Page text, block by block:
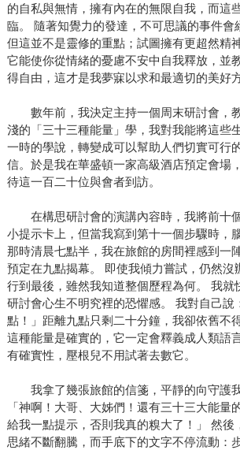
的自私與無情，擁有內在的無限自我，而這
臨。 隨著知覺力的發達，不可思議的事件會
但這並不是靈修的重點；試圖擁有更超然精
它能使你從情緒的憂慮不安中自我釋放，並
得自由，這才是我夢寐以求和最適切的美好方
數年前，我決定主持一個周末研討會，
淺的「三十三種能量」學，我對我能將這些
一時的學說，轉變成可以幫助人們切實可行
信。於是我在華盛頓一家高級酒店預定會場
待這一百二十位與會者到訪。
在構思研討會的演講內容時，我將前十
小提示卡上，但當我寫到第十一個步驟時，
那時清晨七點半，我在旅館的房間裡感到一
預定在九點揭幕。 即使我傾力嘗試，仍然沒
行到最後，雖然我知道整個歷程為何。 我就
研討會心生不明究裡的恐懼感。 我對自己說
點！」距離九點只剩二十分鐘，我卻依舊不
這種能量是確實的，它一定會釋義成人類語
有確實性，壓根兒不用試著去數它。
我拿了幾張旅館的信箋，平靜的向守護我
「神啊！大哥、大姊們！還有三十三大能量
給我一點提示，否則我真的糗大了！」 然後
思緒不斷翻騰，而手底下的文字不停流動：